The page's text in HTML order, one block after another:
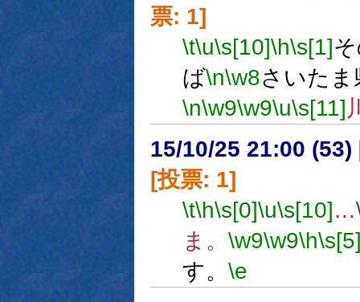
票: 1]
\t\u\s[10]\h\s[1]
ば\n\w8さいた
\n\w9\w9\u\s[11]
15/10/25 21:00 (53)
[投票: 1]
\t\h\s[0]\u\s[10]…
ま。 \w9\w9\h
す。 \e